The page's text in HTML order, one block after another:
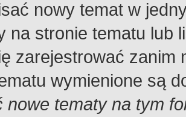
nowy temat w
na stronie tematu lub
zarejestrować
wymienione są
nowe tematy na tym